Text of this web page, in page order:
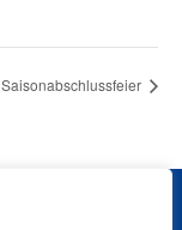
Saisonabschlussfeier